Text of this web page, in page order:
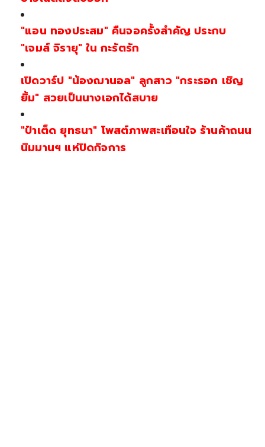
"แอน ทองประสม" คืนจอครั้งสำคัญ ประกบ
"เจมส์ จิรายุ" ใน กะรัตรัก
เปิดวาร์ป "น้องฌานอล" ลูกสาว "กระรอก เชิญ
ยิ้ม" สวยเป็นนางเอกได้สบาย
"ป๋าเต็ด ยุทธนา" โพสต์ภาพสะเทือนใจ ร้านค้าถนน
นิมมานฯ แห่ปิดกิจการ